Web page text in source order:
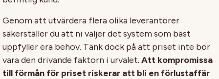
Genom att utvärdera flera olika leverantörer
säkerställer du att ni väljer det system som bäst
uppfyller era behov. Tänk dock på att priset inte bör
vara den drivande faktorn i urvalet. Att kompromissa
till förmån för priset riskerar att bli en förlustaffär